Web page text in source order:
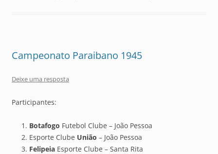
Campeonato Paraibano 1945
Deixe uma resposta
Participantes:
Botafogo Futebol Clube – João Pessoa
Esporte Clube União – João Pessoa
Felipeia Esporte Clube – Santa Rita